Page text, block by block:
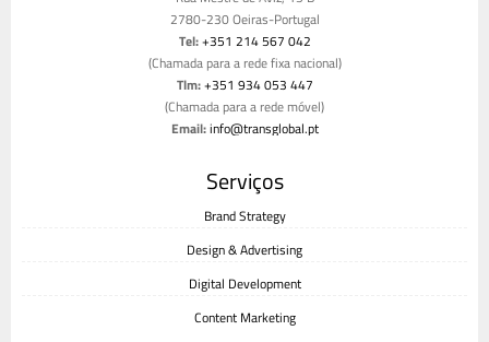
2780-230 Oeiras-Portugal
Tel:+351 214 567 042
(Chamada para a rede fixa nacional)
Tlm:+351 934 053 447
(Chamada para a rede móvel)
Email:info@transglobal.pt
Serviços
Brand Strategy
Design & Advertising
Digital Development
Content Marketing